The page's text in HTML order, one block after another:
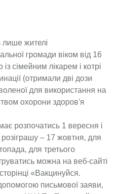
лише жителі
громади віком від 16
сімейним лікарем і котрі
(отримали дві дози
для використання на
охорони здоров'я
розпочатись 1 вересня і
– 17 жовтня, для
для третього
можна на веб-сайті
«Вакцинуйся.
письмової заяви,